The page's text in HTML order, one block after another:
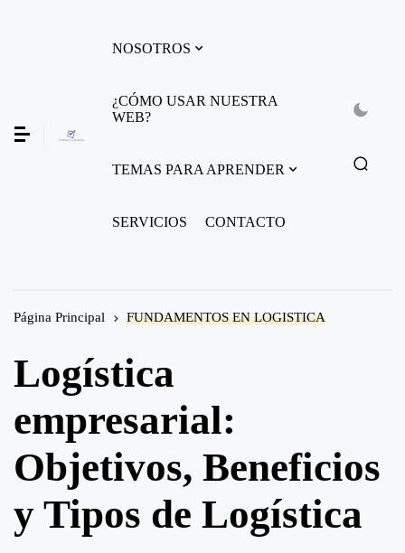
NOSOTROS
¿CÓMO USAR NUESTRA
WEB?
TEMAS PARA APRENDER
SERVICIOS CONTACTO
Página Principal FUNDAMENTOS EN LOGISTICA
Logística
empresarial:
Objetivos, Beneficios
y Tipos de Logística